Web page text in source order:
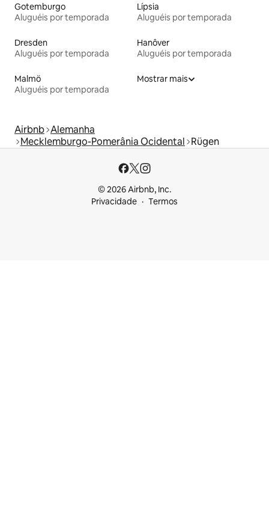
Gotemburgo
Aluguéis por temporada
Lípsia
Aluguéis por temporada
Dresden
Aluguéis por temporada
Hanôver
Aluguéis por temporada
Malmö
Aluguéis por temporada
Mostrar mais
Airbnb Alemanha
Mecklemburgo-Pomerânia Ocidental Rügen
© 2026 Airbnb, Inc.
Privacidade
Termos